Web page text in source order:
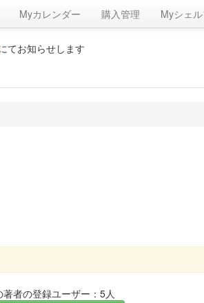
Myカレンダー 購入管理 Myシェ
てお知らせします
著者の登録ユーザー：5人